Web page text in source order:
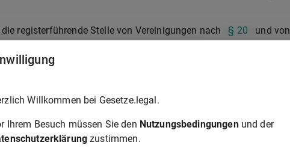
registerführende Stelle von Vereinigungen nach § 20
und von
auf Antrag nicht für Vereinigungen nach
54
der Abgabenordnung verfolgen und dies mittels einer
der registerführenden Stelle nachweisen. Ein Nachweis nach
der nach den §§
darüber erklärt werden, dass die registerführende Stelle
dieser steuerbegünstigten Zwecke einholen darf. Die
nach § 20
, wenn sich die Verfolgung der nach den
Zwecke unmittelbar aus dem Zuwendungsempfängerregister
Willkommen bei Gesetze.legal.
Ihrem Besuch müssen Sie den Nutzungsbedingungenund der
zustimmen.